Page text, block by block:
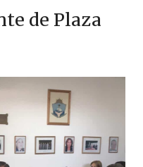
de Plaza